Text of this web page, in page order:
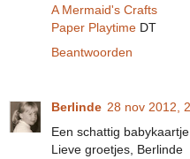
A Mermaid's Crafts
Paper Playtime DT
Beantwoorden
Berlinde 28 nov 2012,
Een schattig
Lieve groetjes, Berlinde